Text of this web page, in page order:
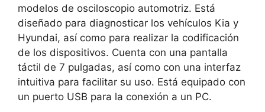
modelos de osciloscopio automotriz. Está
diseñado para diagnosticar los vehículos Kia y
Hyundai, así como para realizar la codificación
de los dispositivos. Cuenta con una pantalla
táctil de 7 pulgadas, así como con una interfaz
intuitiva para facilitar su uso. Está equipado con
un puerto USB para la conexión a un PC.